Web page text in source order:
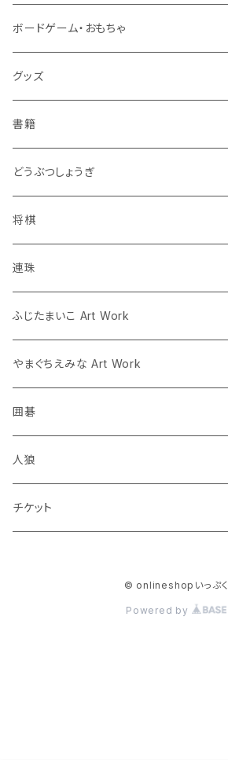
ボードゲーム・おもちゃ
グッズ
書籍
連珠
ツイクスト
将棋
囲碁
人狼
どうぶつしょうぎ
将棋
連珠
ふじたまいこ Art Work
やまぐちえみな Art Work
囲碁
人狼
チケット
© onlineshopいっぷく
Powered by